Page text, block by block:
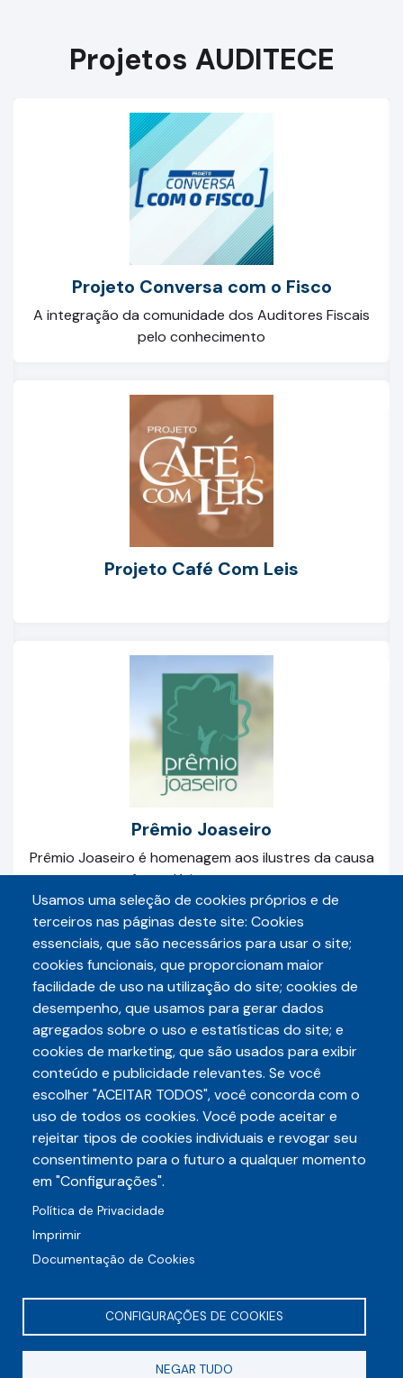
Projetos AUDITECE
Projeto Conversa com o Fisco
A integração da comunidade dos Auditores Fiscais
pelo conhecimento
Projeto Café Com Leis
Prêmio Joaseiro
Prêmio Joaseiro é homenagem aos ilustres da causa
fazendária cearense
Ver todos os projetos
Telefone
(85)3248-5657
E-mail
auditece@auditece.org.br
Usamos uma seleção de cookies próprios e de
terceiros nas páginas deste site: Cookies
essenciais, que são necessários para usar o site;
cookies funcionais, que proporcionam maior
facilidade de uso na utilização do site; cookies de
desempenho, que usamos para gerar dados
agregados sobre o uso e estatísticas do site; e
cookies de marketing, que são usados para exibir
conteúdo e publicidade relevantes. Se você
escolher "ACEITAR TODOS", você concorda com o
uso de todos os cookies. Você pode aceitar e
rejeitar tipos de cookies individuais e revogar seu
consentimento para o futuro a qualquer momento
em "Configurações".
Política de Privacidade
Imprimir
Documentação de Cookies
CONFIGURAÇÕES DE COOKIES
NEGAR TUDO